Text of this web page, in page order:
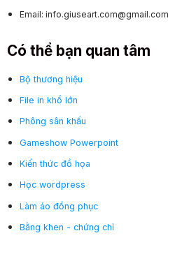
Email: info.giuseart.com@gmail.com
Có thể bạn quan tâm
Bộ thương hiệu
File in khổ lớn
Phông sân khấu
Gameshow Powerpoint
Kiến thức đồ họa
Học wordpress
Làm áo đồng phục
Bằng khen - chứng chỉ